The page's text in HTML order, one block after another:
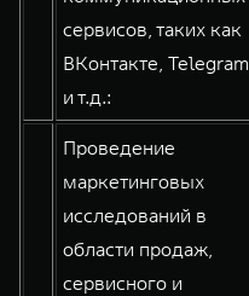
сервисов, таких как
ВКонтакте, Telegram
и т.д.:
Проведение
маркетинговых
исследований в
области продаж,
сервисного и